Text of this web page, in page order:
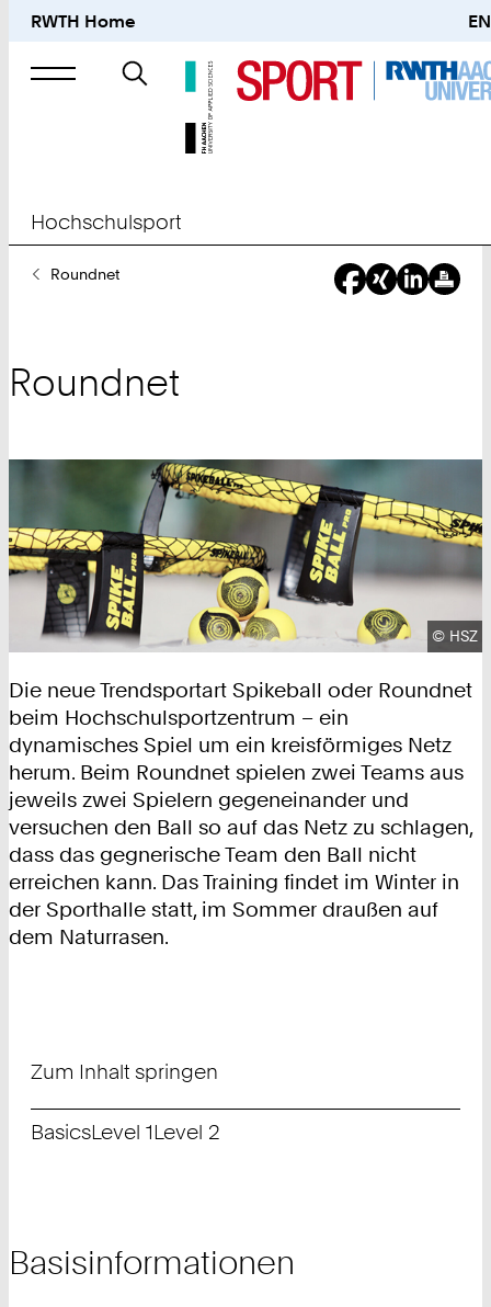
RWTH Home EN
Suche
nach
Hochschulsport
SieRoundnet
Roundnet
© HSZ
Die neue Trendsportart Spikeball oder Roundnet
beim Hochschulsportzentrum – ein
dynamisches Spiel um ein kreisförmiges Netz
herum. Beim Roundnet spielen zwei Teams aus
jeweils zwei Spielern gegeneinander und
versuchen den Ball so auf das Netz zu schlagen,
dass das gegnerische Team den Ball nicht
erreichen kann. Das Training findet im Winter in
der Sporthalle statt, im Sommer draußen auf
dem Naturrasen.
Zum Inhalt springen
BasicsLevel 1Level 2
Basisinformationen